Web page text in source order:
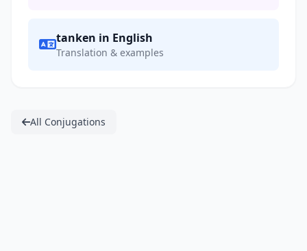
tanken in English
Translation & examples
All Conjugations